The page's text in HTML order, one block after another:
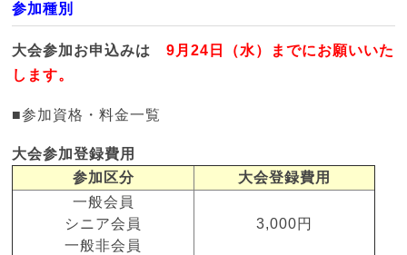
参加種別
大会参加お申込みは 9月24日（水）までにお願いいた
します。
■参加資格・料金一覧
大会参加登録費用
参加区分
大会登録費用
一般会員
シニア会員
一般非会員
3,000円